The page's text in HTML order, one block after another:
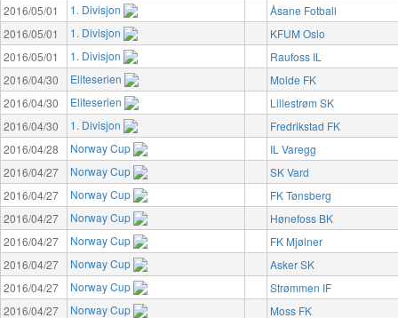
2016/05/01
1. Divisjon
Åsane Fotball
2016/05/01
1. Divisjon
KFUM Oslo
2016/05/01
1. Divisjon
Raufoss IL
2016/04/30
Eliteserien
Molde FK
2016/04/30
Eliteserien
Lillestrøm SK
2016/04/30
1. Divisjon
Fredrikstad FK
2016/04/28
Norway Cup
IL Varegg
2016/04/27
Norway Cup
SK Vard
2016/04/27
Norway Cup
FK Tønsberg
2016/04/27
Norway Cup
Hønefoss BK
2016/04/27
Norway Cup
FK Mjølner
2016/04/27
Norway Cup
Asker SK
2016/04/27
Norway Cup
Strømmen IF
2016/04/27
Norway Cup
Moss FK